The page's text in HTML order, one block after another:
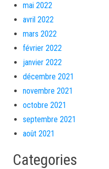
mai 2022
avril 2022
mars 2022
février 2022
janvier 2022
décembre 2021
novembre 2021
octobre 2021
septembre 2021
août 2021
Categories